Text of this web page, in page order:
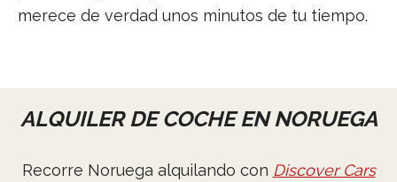
merece de verdad unos minutos de tu tiempo.
ALQUILER DE COCHE EN NORUEGA
Recorre Noruega alquilando con Discover Cars